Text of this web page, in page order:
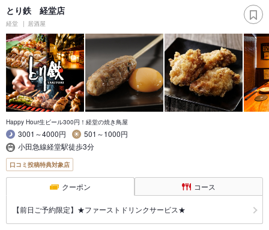
とり鉄 経堂店
経堂 居酒屋
Happy Hour生ビール300円！経堂の焼き鳥屋
3001～4000円
501～1000円
小田急線経堂駅徒歩3分
口コミ投稿特典対象店
クーポン コース
【前日ご予約限定】★ファーストドリンクサービス★